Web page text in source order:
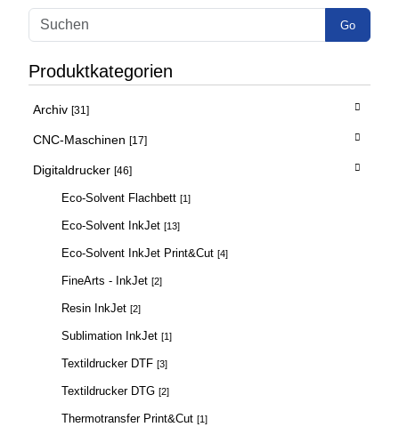
Go
Produktkategorien
Archiv [31]
CNC-Maschinen [17]
Digitaldrucker [46]
Eco-Solvent Flachbett [1]
Eco-Solvent InkJet [13]
Eco-Solvent InkJet Print&Cut [4]
FineArts - InkJet [2]
Resin InkJet [2]
Sublimation InkJet [1]
Textildrucker DTF [3]
Textildrucker DTG [2]
Thermotransfer Print&Cut [1]